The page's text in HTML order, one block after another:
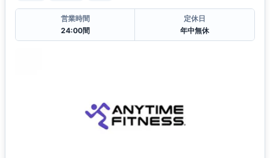
営業時間
24:00間
定休日
年中無休